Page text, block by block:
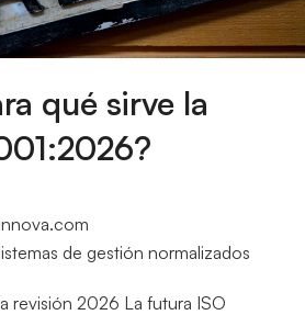
qué sirve la
de gestión normalizados
revisión 2026 La futura ISO